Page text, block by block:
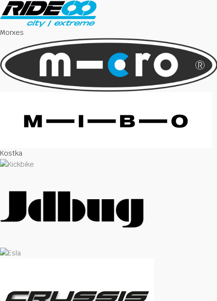
Morxes
Kostka